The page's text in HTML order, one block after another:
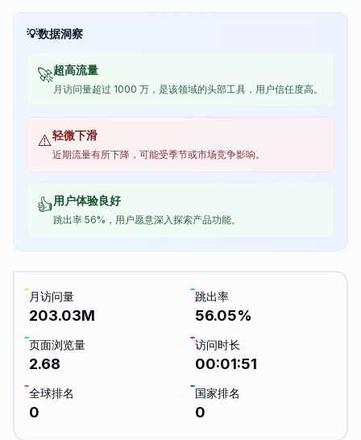
💡数据洞察
🚀超高流量
月访问量超过 1000 万，是该领域的头部工具，用户信任度高。
⚠️轻微下滑
近期流量有所下降，可能受季节或市场竞争影响。
👍用户体验良好
跳出率 56%，用户愿意深入探索产品功能。
月访问量
203.03M
跳出率
56.05%
页面浏览量
2.68
访问时长
00:01:51
全球排名
0
国家排名
0